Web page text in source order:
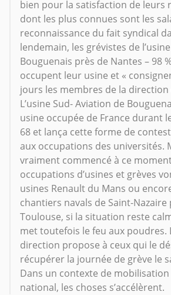
bien pour la satisfaction de leurs
dont les plus connues sont les
reconnaissance du fait syndical
lendemain, les grévistes de
Bouguenais près de Nantes – 98
occupent leur usine et «
jours les membres de la direction
L’usine Sud- Aviation de
usine occupée de France durant
68 et lança cette forme de
aux occupations des universités.
vraiment commencé à ce
occupations d’usines et grèves
usines Renault du Mans ou
chantiers navals de Saint-Nazaire
Toulouse, si la situation reste
met toutefois le feu aux poudres.
direction propose à ceux qui le
récupérer la journée de grève le
Dans un contexte de
national, les choses s’accélèrent.